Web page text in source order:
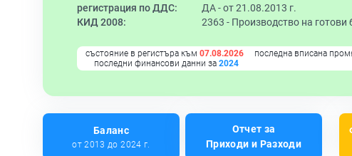
регистрация по ДДС:
ДА - от 21.08.2013 г.
КИД 2008:
2363 - Производство на готови
състояние в регистъра към 07.08.2026 последна вписана
последни финансови данни за 2024
Баланс
от 2013 до 2024 г.
Отчет за
Приходи и Разходи